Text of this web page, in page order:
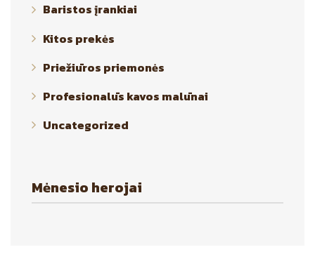
Baristos įrankiai
Kitos prekės
Priežiūros priemonės
Profesionalūs kavos malūnai
Uncategorized
Mėnesio herojai